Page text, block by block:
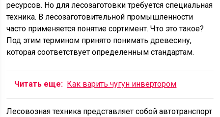
ресурсов. Но для лесозаготовки требуется специальная
техника. В лесозаготовительной промышленности
часто применяется понятие сортимент. Что это такое?
Под этим термином принято понимать древесину,
которая соответствует определенным стандартам.
Читать еще: Как варить чугун инвертором
Лесовозная техника представляет собой автотранспорт